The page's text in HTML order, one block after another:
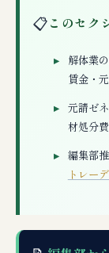
📋このセク
解体業
賃金・
元請ゼ
材処分
編集部
トレー